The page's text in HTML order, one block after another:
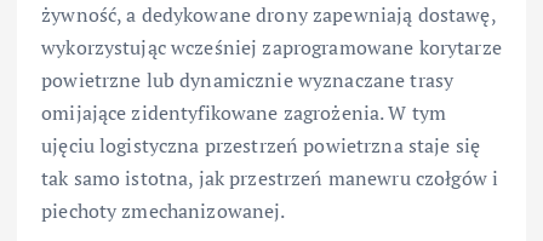
żywność, a dedykowane drony zapewniają dostawę,
wykorzystując wcześniej zaprogramowane korytarze
powietrzne lub dynamicznie wyznaczane trasy
omijające zidentyfikowane zagrożenia. W tym
ujęciu logistyczna przestrzeń powietrzna staje się
tak samo istotna, jak przestrzeń manewru czołgów i
piechoty zmechanizowanej.